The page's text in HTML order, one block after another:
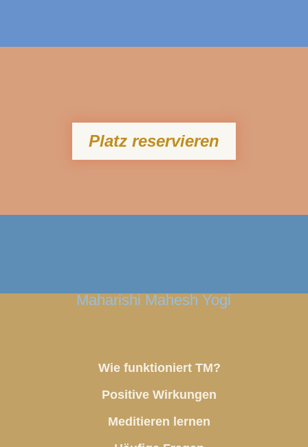
Platz reservieren
Maharishi Mahesh Yogi
Wie funktioniert TM?
Positive Wirkungen
Meditieren lernen